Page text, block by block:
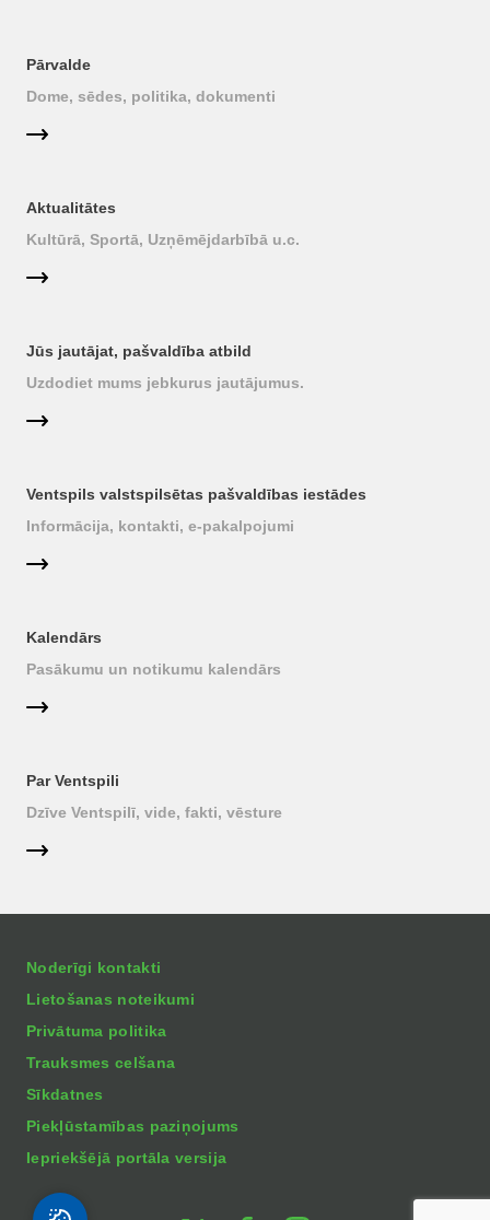
Pārvalde
Dome, sēdes, politika, dokumenti
Aktualitātes
Kultūrā, Sportā, Uzņēmējdarbībā u.c.
Jūs jautājat, pašvaldība atbild
Uzdodiet mums jebkurus jautājumus.
Ventspils valstspilsētas pašvaldības iestādes
Informācija, kontakti, e-pakalpojumi
Kalendārs
Pasākumu un notikumu kalendārs
Par Ventspili
Dzīve Ventspilī, vide, fakti, vēsture
Noderīgi kontakti
Lietošanas noteikumi
Privātuma politika
Trauksmes celšana
Sīkdatnes
Piekļūstamības paziņojums
Iepriekšējā portāla versija